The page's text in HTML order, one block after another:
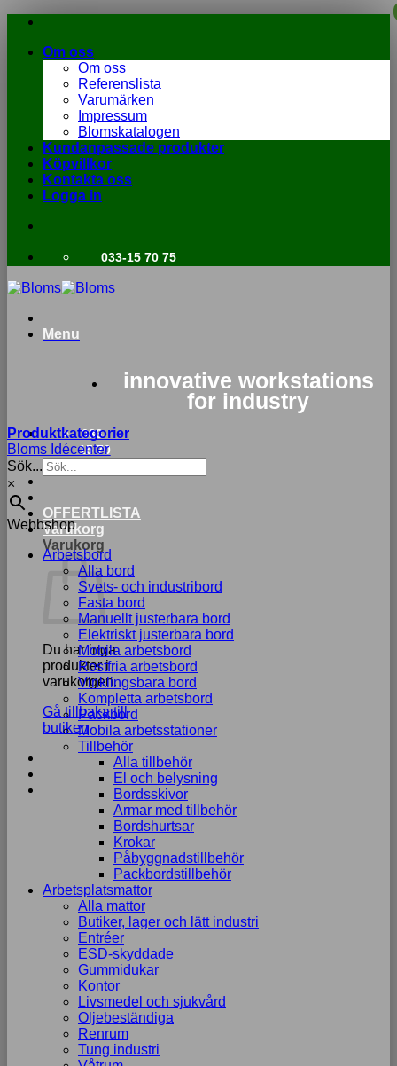
Skip
contentOm oss
Om oss
Referenslista
Varumärken
Impressum
Blomskatalogen
Kundanpassade produkter
Köpvillkor
Kontakta oss
Logga in
033-15 70 75
Menu
innovative workstations
for industry
033-
15 70
OFFERTLISTA
Varukorg
Varukorg
Du har inga
produkter i
varukorgen.
Gå tillbaka till
butiken
Produktkategorier
Bloms Idécenter
Sök...
×
Webbshop
Arbetsbord
Alla bord
Svets- och industribord
Fasta bord
Manuellt justerbara bord
Elektriskt justerbara bord
Mobila arbetsbord
Rostfria arbetsbord
Vinklingsbara bord
Kompletta arbetsbord
Packbord
Mobila arbetsstationer
Tillbehör
Alla tillbehör
El och belysning
Bordsskivor
Armar med tillbehör
Bordshurtsar
Krokar
Påbyggnadstillbehör
Packbordstillbehör
Arbetsplatsmattor
Alla mattor
Butiker, lager och lätt industri
Entréer
ESD-skyddade
Gummidukar
Kontor
Livsmedel och sjukvård
Oljebeständiga
Renrum
Tung industri